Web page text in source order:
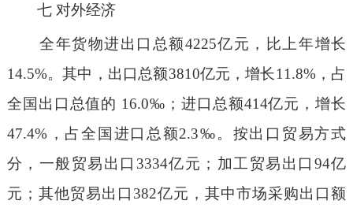
七 对外经济
全年货物进出口总额4225亿元，比上年增长
14.5%。其中，出口总额3810亿元，增长11.8%，占
全国出口总值的 16.0‰；进口总额414亿元，增长
47.4%，占全国进口总额2.3‰。按出口贸易方式
分，一般贸易出口3334亿元；加工贸易出口94亿
元；其他贸易出口382亿元，其中市场采购出口额